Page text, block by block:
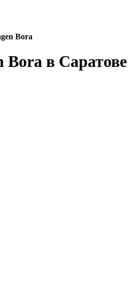
Bora
Bora в Саратове